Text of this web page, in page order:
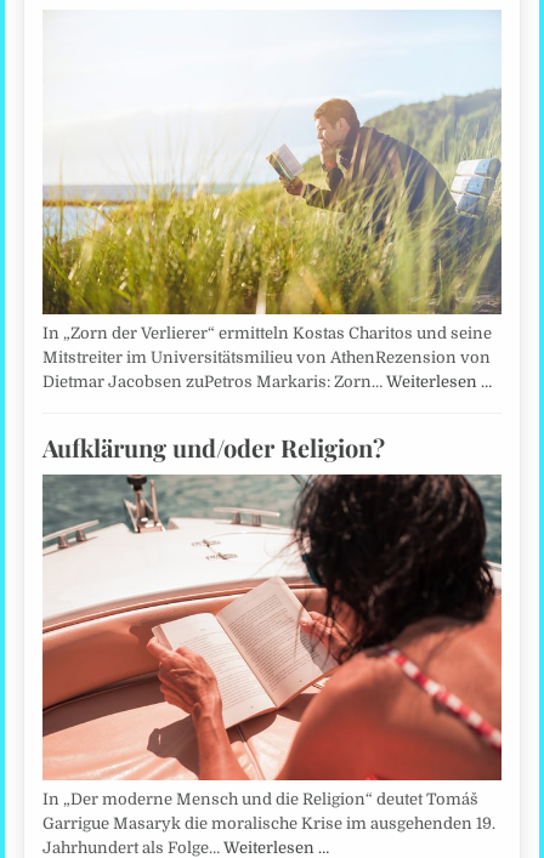
In „Zorn der Verlierer“ ermitteln Kostas Charitos und seine
Mitstreiter im Universitätsmilieu von AthenRezension von
Dietmar Jacobsen zuPetros Markaris: Zorn…Weiterlesen …
Aufklärung und/oder Religion?
In „Der moderne Mensch und die Religion“ deutet Tomáš
Garrigue Masaryk die moralische Krise im ausgehenden 19.
Jahrhundert als Folge…Weiterlesen …